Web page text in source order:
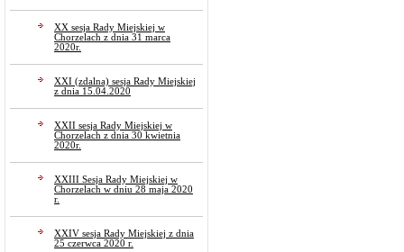
XX sesja Rady Miejskiej w
Chorzelach z dnia 31 marca
2020r.
XXI (zdalna) sesja Rady Miejskiej
z dnia 15.04.2020
XXII sesja Rady Miejskiej w
Chorzelach z dnia 30 kwietnia
2020r.
XXIII Sesja Rady Miejskiej w
Chorzelach w dniu 28 maja 2020
r.
XXIV sesja Rady Miejskiej z dnia
25 czerwca 2020 r.